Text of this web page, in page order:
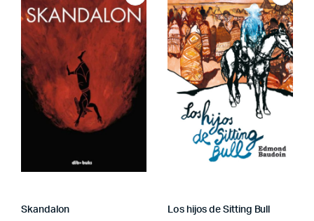
Skandalon Los hijos de Sitting Bull